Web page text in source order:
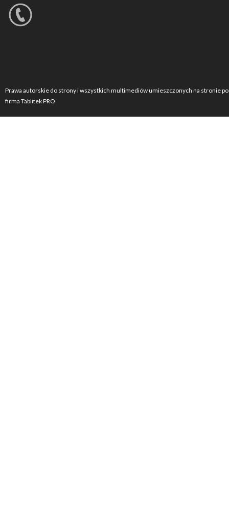
Prawa autorskie do strony i wszystkich multimediów umieszczonych na stronie
firma Tablitek PRO